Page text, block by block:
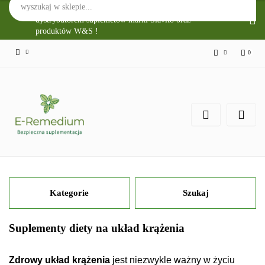
Sklep Internetowy E-Remedium jest głównym
dystrybutorem suplemetów marki Slavito oraz
produktów W&S !
0
Kategorie Szukaj
Suplementy diety na układ krążenia
Zdrowy układ krążenia jest niezwykle ważny w życiu